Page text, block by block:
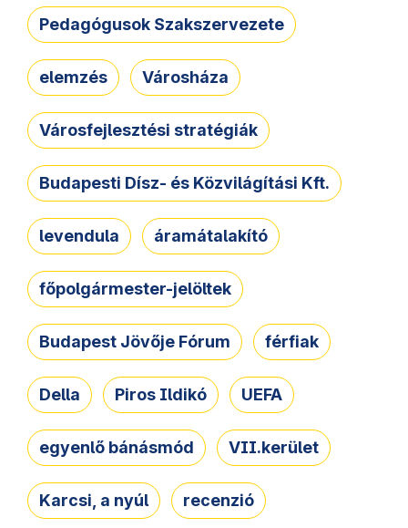
Pedagógusok Szakszervezete
elemzés Városháza
Városfejlesztési stratégiák
Budapesti Dísz- és Közvilágítási Kft.
levendula áramátalakító
főpolgármester-jelöltek
Budapest Jövője Fórum férfiak
Della Piros Ildikó UEFA
egyenlő bánásmód VII.kerület
Karcsi, a nyúl recenzió